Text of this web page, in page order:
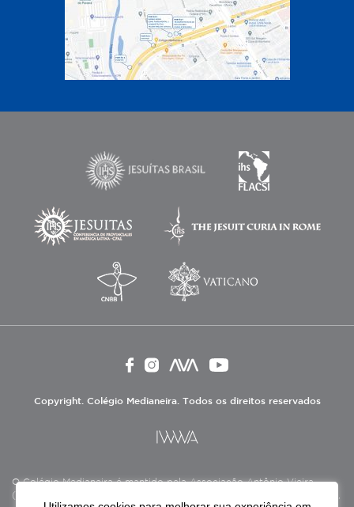
Copyright. Colégio Medianeira. Todos os direitos reservados
O Colégio Medianeira é mantido pela Associação Antônio Vieira
(ASAV), instituição de direito privado sem fins lucrativos, filantrópica,